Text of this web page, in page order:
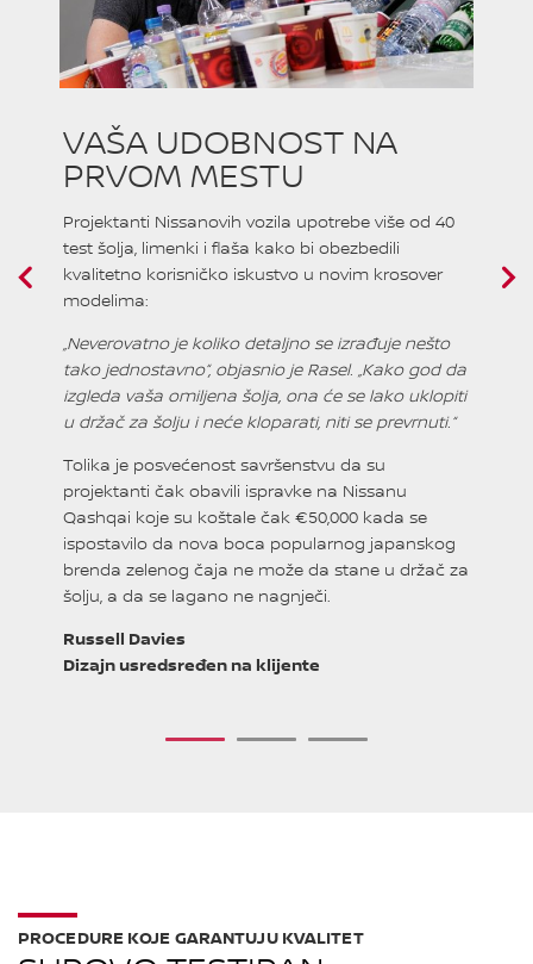
VAŠA UDOBNOST NA
PRVOM MESTU
Projektanti Nissanovih vozila upotrebe više od 40
test šolja, limenki i flaša kako bi obezbedili
kvalitetno korisničko iskustvo u novim krosover
modelima:
„Neverovatno je koliko detaljno se izrađuje nešto
tako jednostavno“, objasnio je Rasel. „Kako god da
izgleda vaša omiljena šolja, ona će se lako uklopiti
u držač za šolju i neće kloparati, niti se prevrnuti.“
Tolika je posvećenost savršenstvu da su
projektanti čak obavili ispravke na Nissanu
Qashqai koje su koštale čak €50,000 kada se
ispostavilo da nova boca popularnog japanskog
brenda zelenog čaja ne može da stane u držač za
šolju, a da se lagano ne nagnječi.
Russell Davies
Dizajn usredsređen na klijente
1 2 3
PROCEDURE KOJE GARANTUJU KVALITET